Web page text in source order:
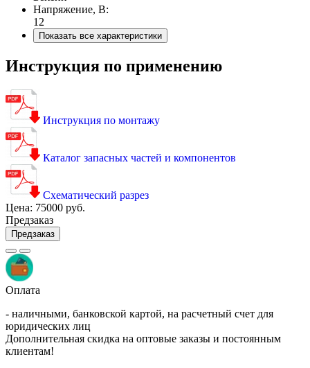
Напряжение, В:
12
Показать все характеристики
Инструкция по применению
Инструкция по монтажу
Каталог запасных частей и компонентов
Схематический разрез
Цена: 75000 руб.
Предзаказ
Предзаказ
Оплата
- наличными, банковской картой, на расчетный счет для
юридических лиц
Дополнительная скидка на оптовые заказы и постоянным
клиентам!